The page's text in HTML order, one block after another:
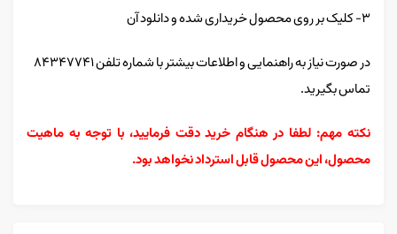
۳- کلیک بر روی محصول خریداری شده و دانلود آن
در صورت نیاز به راهنمایی و اطلاعات بیشتر با شماره تلفن ۸۴۳۴۷۷۴۱
تماس بگیرید.
نکته مهم: لطفا در هنگام خرید دقت فرمایید، با توجه به ماهیت
محصول، این محصول قابل استرداد نخواهد بود.